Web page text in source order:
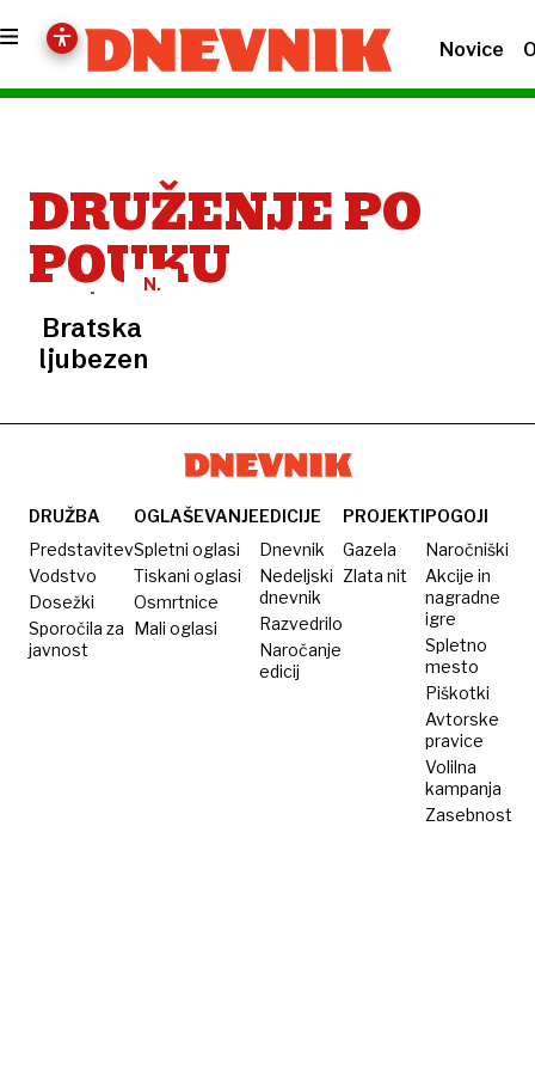
Novice
DRUŽENJE PO
POUKU
N.
Bratska
ljubezen
DRUŽBA
Predstavitev
Vodstvo
Dosežki
Sporočila za
javnost
OGLAŠEVANJE
Spletni oglasi
Tiskani oglasi
Osmrtnice
Mali oglasi
EDICIJE
Dnevnik
Nedeljski
dnevnik
Razvedrilo
Naročanje
edicij
PROJEKTI
Gazela
Zlata nit
POGOJI
Naročniški
Akcije in
nagradne
igre
Spletno
mesto
Piškotki
Avtorske
pravice
Volilna
kampanja
Zasebnost